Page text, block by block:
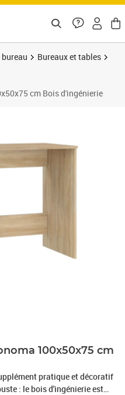
Bureaux et tables
cm Bois d'ingénierie
100x50x75 cm
pratique et décoratif
: le bois d'ingénierie est